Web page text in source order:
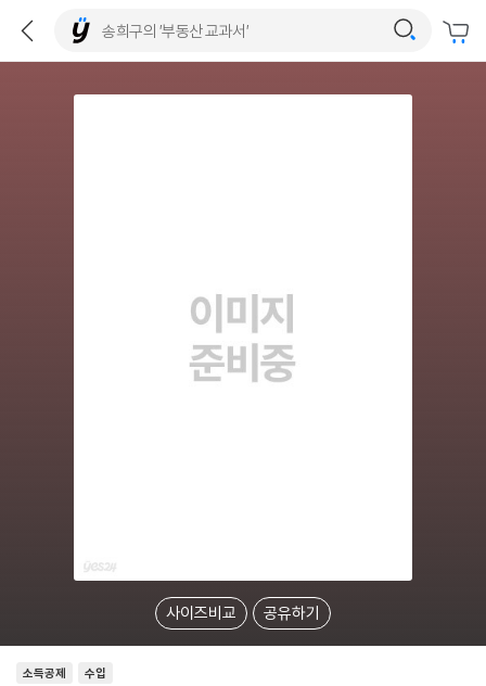
사이즈비교 공유하기
소득공제 수입